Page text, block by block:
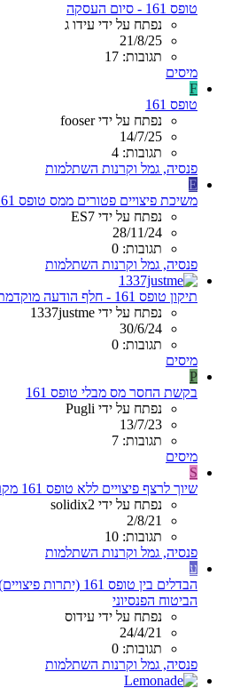
טופס 161 - סיום העסקה
נפתח על ידי עידו ג
21/8/25
תגובות: 17
מיסים
F
טופס 161
נפתח על ידי fooser
14/7/25
תגובות: 4
פנסיה, גמל וקרנות השתלמות
E
משיכת פיצויים פטורים ממס טופס 161
נפתח על ידי ES7
28/11/24
תגובות: 0
פנסיה, גמל וקרנות השתלמות
תיקון טופס 161 - חלף הודעה מוקדמת
נפתח על ידי 1337justme
30/6/24
תגובות: 0
מיסים
P
בקשת החסר מס מבלי טופס 161
נפתח על ידי Pugli
13/7/23
תגובות: 7
מיסים
S
שיוך לרצף פיצויים ללא טופס 161 מקרן הפנסיה/קופת גמל
נפתח על ידי solidix2
2/8/21
תגובות: 10
פנסיה, גמל וקרנות השתלמות
ע
הבדלים בין טופס 161
הביטוח הפנסיוני
נפתח על ידי עידוס
24/4/21
תגובות: 0
פנסיה, גמל וקרנות השתלמות